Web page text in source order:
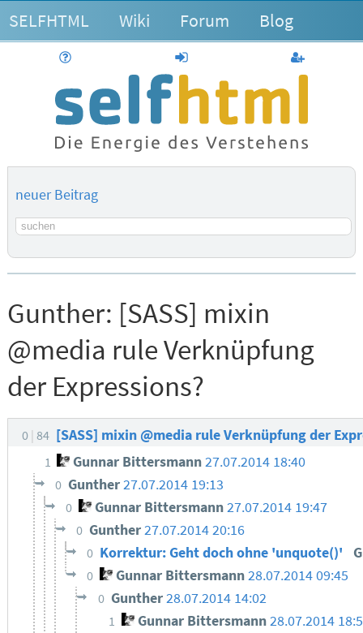
SELFHTML Wiki Forum Blog
anmelden
neuer Beitrag
Suchbegriff
Gunther: [SASS] mixin
@media rule Verknüpfung
der Expressions?
0 84 [SASS] mixin @media rule Verknüpfung der
1 Gunnar Bittersmann27.07.2014 18:40
0 Gunther27.07.2014 19:13
0 Gunnar Bittersmann27.07.2014 19:47
0 Gunther27.07.2014 20:16
0 Korrektur: Geht doch ohne 'unquote()'
0 Gunnar Bittersmann28.07.2014 09:45
0 Gunther28.07.2014 14:02
1 Gunnar Bittersmann 28.07.2014